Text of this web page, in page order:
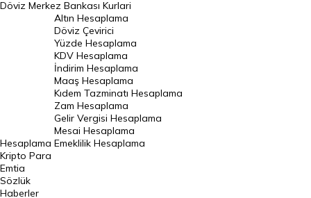
Norveç Kronu Kuru
İsveç Kronu Kuru
Japon Yeni Kuru
Serbest Piyasa Döviz Kurları
Merkez Bankası Döviz Kurları
Altın Fiyatları
Gram Altın Fiyatı
Çeyrek Altın Fiyatı
Döviz Merkez Bankası Kurlari
Hesaplama
Altın Hesaplama
Döviz Çevirici
Yüzde Hesaplama
KDV Hesaplama
İndirim Hesaplama
Maaş Hesaplama
Kıdem Tazminatı Hesaplama
Zam Hesaplama
Gelir Vergisi Hesaplama
Mesai Hesaplama
Emeklilik Hesaplama
Kripto Para
Emtia
Sözlük
Haberler